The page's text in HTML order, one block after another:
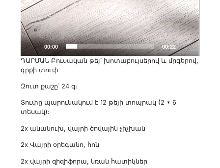
00:00 00:22
ԴԱՐՄԱՆ Բուսական թեյ՝ խոտաբույսերով և մրգերով,
գրքի տուփ
Զուտ քաշը՝ 24 գ։
Տուփը պարունակում է 12 թեյի տոպրակ (2 * 6
տեսակ):
2x անանուխ, վայրի ծովային չիչխան
2x Վայրի օրեգանո, հոն
2x վայրի զիզիֆորա, նռան հատիկներ